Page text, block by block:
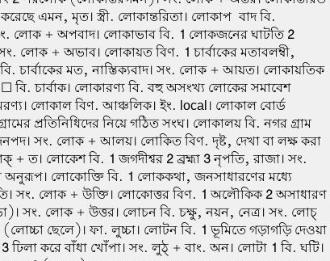
এমন, মৃত। স্ত্রী. লোকান্তরিতা। লোকাপ-বাদ বি.
লোক + অপবাদ। লোকাভাব বি. 1 লোকজনের ঘাটতি2
লোক + অভাব। লোকায়ত বিণ. 1 চার্বাকের মতাবলম্বী,
চার্বাকের মত, নাস্তিক্যবাদ। সং. লোক + আয়ত। লোকায়তিক
☐ বি. চার্বাক। লোকারণ্য বি. বহু অসংখ্য লোকের সমাবেশ
লোকাল বিণ. আঞ্চলিক। ইং. local। লোকাল বোর্ড
প্রতিনিধিদের নিয়ে গঠিত সংঘ। লোকালয় বি. নগর গ্রাম
সং. লোক + আলয়। লোকিত বিণ. দৃষ্ট, দেখা বা লক্ষ করা
+ ত। লোকেশ বি. 1 জগদীশ্বর 2ব্রহ্মা 3নৃপতি, রাজা। সং.
লোকোক্তি বি. 1 লোককথা, জনসাধারণের মধ্যে
সং. লোক + উক্তি। লোকোত্তর বিণ. 1 অলৌকিক2অসাধারণ
সং. লোক + উত্তর। লোচন বি. চক্ষু, নয়ন, নেত্র। সং. লোচ্
ছেলে)। ফা. লুচ্চা। লোটন বি. 1 ভূমিতে গড়াগড়ি দেওয়া
3ঢিলা করে বাঁধা খোঁপা। সং. লুঠ্ + বাং. অন। লোটা 1 বি. ঘটি।